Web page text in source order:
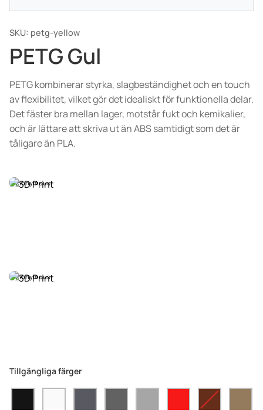
SKU: petg-yellow
PETG Gul
PETG kombinerar styrka, slagbeständighet och en touch
av flexibilitet, vilket gör det idealiskt för funktionella delar.
Det fäster bra mellan lager, motstår fukt och kemikalier,
och är lättare att skriva ut än ABS samtidigt som det är
tåligare än PLA.
Anonymous
Anonymous
Tillgängliga färger